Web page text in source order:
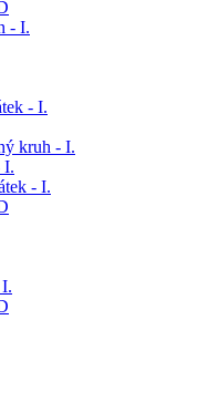
- I.
- I.
kruh - I.
I.
- I.